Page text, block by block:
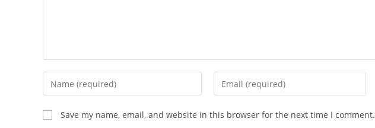
Enter
your
name
or
Enter
your
Save my name, email, and website in this browser for the next time I comment.